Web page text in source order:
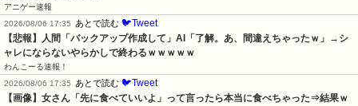
アニゲー速報
2026/08/06 17:35
あとで読む 🐦Tweet
【悲報】人間「バックアップ作成して」AI「了解。あ、間違えちゃったｗ」→シ
ャレにならないやらかしで終わるｗｗｗｗｗ
わんこーる速報！
2026/08/06 17:35
あとで読む 🐦Tweet
【画像】女さん「先に食べていいよ」って言ったら本当に食べちゃった⇒結果ｗ